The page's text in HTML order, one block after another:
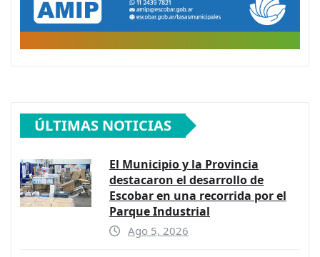
ÚLTIMAS NOTICIAS
El Municipio y la Provincia
destacaron el desarrollo de
Escobar en una recorrida por el
Parque Industrial
Ago 5, 2026